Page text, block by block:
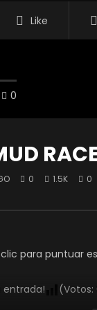
Like
0
0 1.5K 0
clic para puntuar
entrada! (Votos: